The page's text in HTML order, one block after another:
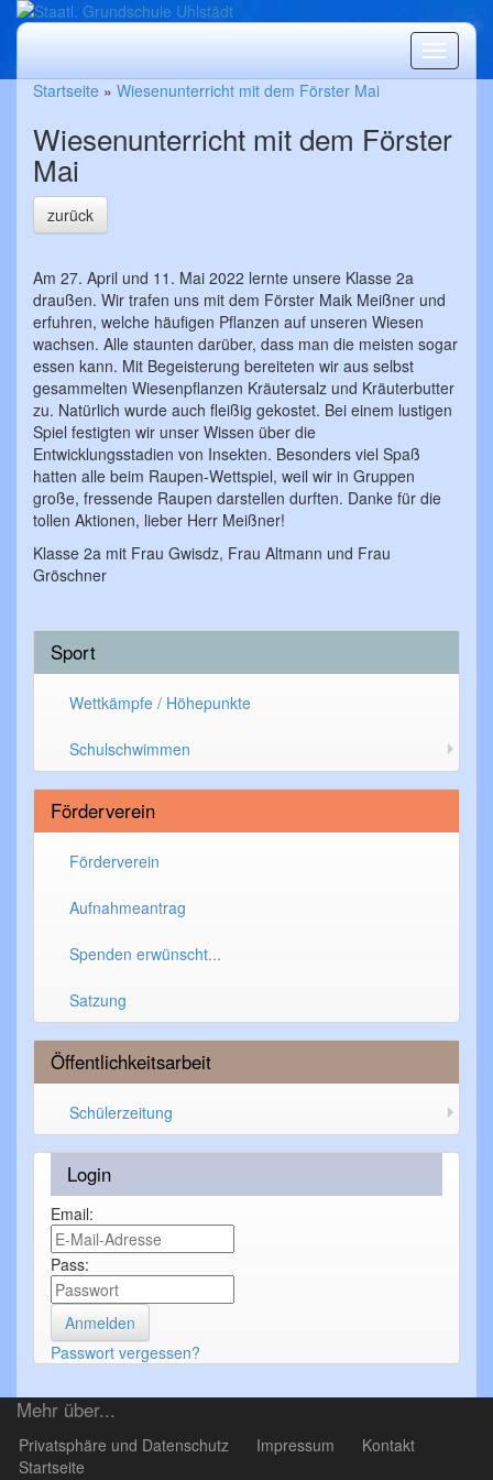
Startseite » Wiesenunterricht mit dem Förster Mai
Wiesenunterricht mit dem Förster
Mai
zurück
Am 27. April und 11. Mai 2022 lernte unsere Klasse 2a
draußen. Wir trafen uns mit dem Förster Maik Meißner und
erfuhren, welche häufigen Pflanzen auf unseren Wiesen
wachsen. Alle staunten darüber, dass man die meisten sogar
essen kann. Mit Begeisterung bereiteten wir aus selbst
gesammelten Wiesenpflanzen Kräutersalz und Kräuterbutter
zu. Natürlich wurde auch fleißig gekostet. Bei einem lustigen
Spiel festigten wir unser Wissen über die
Entwicklungsstadien von Insekten. Besonders viel Spaß
hatten alle beim Raupen-Wettspiel, weil wir in Gruppen
große, fressende Raupen darstellen durften. Danke für die
tollen Aktionen, lieber Herr Meißner!
Klasse 2a mit Frau Gwisdz, Frau Altmann und Frau
Gröschner
Sport
Wettkämpfe / Höhepunkte
Schulschwimmen
Förderverein
Förderverein
Aufnahmeantrag
Spenden erwünscht...
Satzung
Öffentlichkeitsarbeit
Schülerzeitung
Login
Email:
Pass:
Passwort vergessen?
Mehr über...
Privatsphäre und Datenschutz Impressum
Kontakt
Startseite